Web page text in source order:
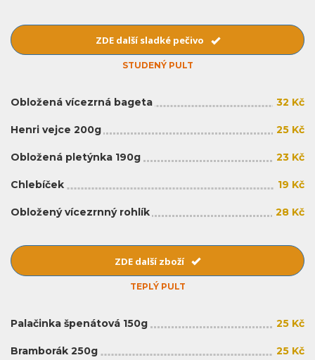
ZDE další sladké pečivo
STUDENÝ PULT
Obložená vícezrná bageta 32 Kč
Henri vejce 200g 25 Kč
Obložená pletýnka 190g 23 Kč
Chlebíček 19 Kč
Obložený vícezrnný rohlík 28 Kč
ZDE další zboží
TEPLÝ PULT
Palačinka špenátová 150g 25 Kč
Bramborák 250g 25 Kč